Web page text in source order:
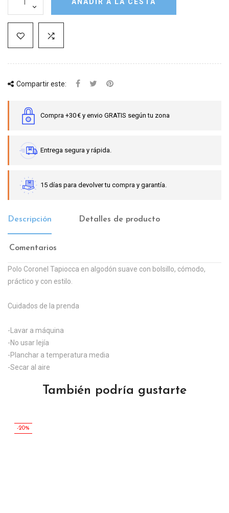
AÑADIR A LA CESTA
Compartir este:
Compra +30 € y envio GRATIS según tu zona
Entrega segura y rápida.
15 días para devolver tu compra y garantía.
Descripción Detalles de producto
Comentarios
Polo Coronel Tapiocca en algodón suave con bolsillo, cómodo,
práctico y con estilo.
Cuidados de la prenda
-Lavar a máquina
-No usar lejía
-Planchar a temperatura media
-Secar al aire
También podría gustarte
-20%